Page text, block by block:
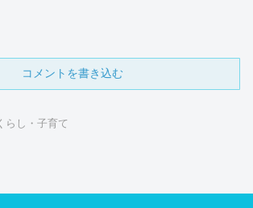
コメントを書き込む
らし・子育て